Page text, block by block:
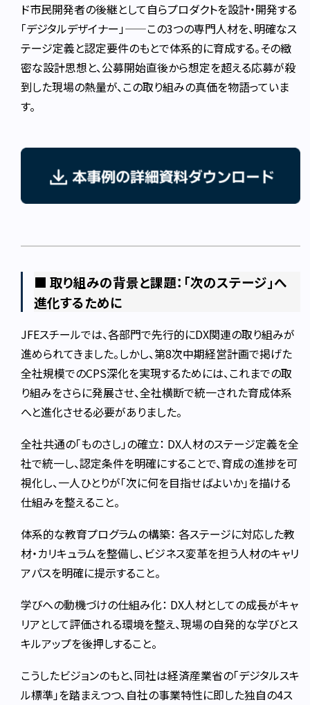
ド市民開発者の後継として自らプロダクトを設計・開発する
「デジタルデザイナー」——この3つの専門人材を、明確なス
テージ定義と認定要件のもとで体系的に育成する。その緻
密な設計思想と、公募開始直後から想定を超える応募が殺
到した現場の熱量が、この取り組みの真価を物語っていま
す。
■ 取り組みの背景と課題：「次のステージ」へ
進化するために
JFEスチールでは、各部門で先行的にDX関連の取り組みが
進められてきました。しかし、第8次中期経営計画で掲げた
全社規模でのCPS深化を実現するためには、これまでの取
り組みをさらに発展させ、全社横断で統一された育成体系
へと進化させる必要がありました。
全社共通の「ものさし」の確立： DX人材のステージ定義を全
社で統一し、認定条件を明確にすることで、育成の進捗を可
視化し、一人ひとりが「次に何を目指せばよいか」を描ける
仕組みを整えること。
体系的な教育プログラムの構築： 各ステージに対応した教
材・カリキュラムを整備し、ビジネス変革を担う人材のキャリ
アパスを明確に提示すること。
学びへの動機づけの仕組み化： DX人材としての成長がキャ
リアとして評価される環境を整え、現場の自発的な学びとス
キルアップを後押しすること。
こうしたビジョンのもと、同社は経済産業省の「デジタルスキ
ル標準」を踏まえつつ、自社の事業特性に即した独自の4ス